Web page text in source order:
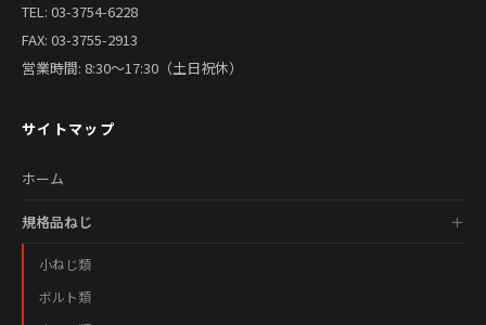
TEL: 03-3754-6228
FAX: 03-3755-2913
営業時間: 8:30〜17:30（土日祝休）
サイトマップ
ホーム
規格品ねじ
小ねじ類
ボルト類